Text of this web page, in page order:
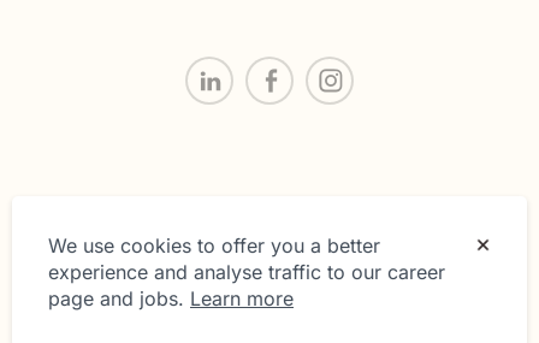
We use cookies to offer you a better
experience and analyse traffic to our career
page and jobs. Learn more